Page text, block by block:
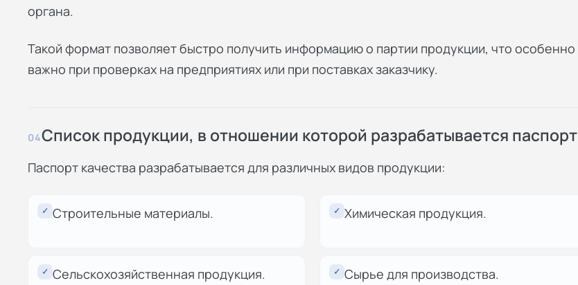
органа.
Такой формат позволяет быстро получить информацию о партии продукции, что особенно
важно при проверках на предприятиях или при поставках заказчику.
04Список продукции, в отношении которой разрабатывается паспорт
Паспорт качества разрабатывается для различных видов продукции:
✓ Строительные материалы. ✓ Химическая продукция.
✓ Сельскохозяйственная продукция. ✓ Сырье для производства.